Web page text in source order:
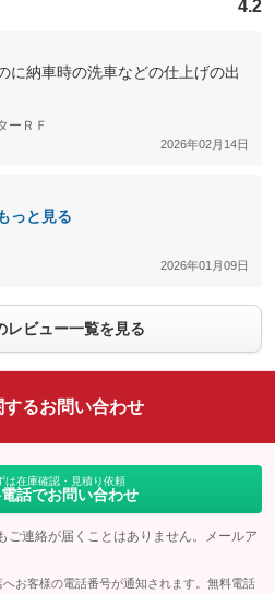
4.2
に納車時の洗車などの仕上げの出
ーＲＦ
2026年02月14日
っと見る
2026年01月09日
レビュー一覧を見る
するお問い合わせ
は在庫確認・見積り依頼
話でお問い合わせ
ご連絡が届くことはありません。メールア
お客様の電話番号が通知されます。無料電話